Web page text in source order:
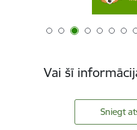
Vai šī
Sniegt